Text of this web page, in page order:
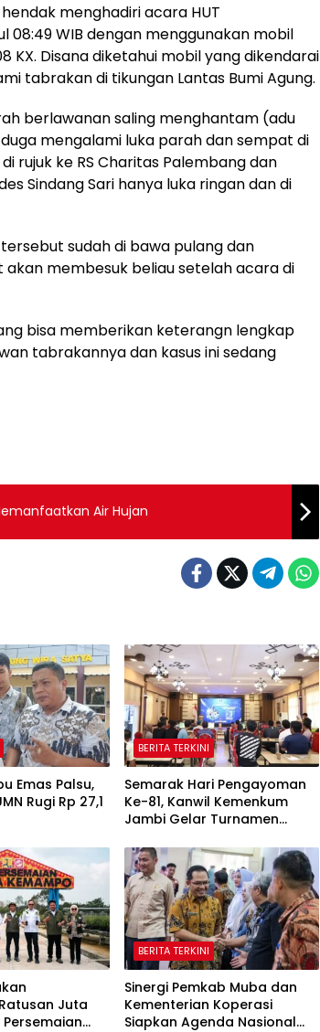
menghadiri acara HUT
08:49 WIB dengan menggunakan mobil
KX. Disana diketahui mobil yang dikendarai
tabrakan di tikungan Lantas Bumi Agung.
berlawanan saling menghantam (adu
mengalami luka parah dan sempat di
rujuk ke RS Charitas Palembang dan
Sindang Sari hanya luka ringan dan di
sudah di bawa pulang dan
membesuk beliau setelah acara di
bisa memberikan keterangn lengkap
tabrakannya dan kasus ini sedang
Air Hujan
Emas Palsu,
Rugi Rp 27,1
BERITA TERKINI
Semarak Hari Pengayoman
Ke-81, Kanwil Kemenkum
Jambi Gelar Turnamen
Juta
Persemaian
BERITA TERKINI
Sinergi Pemkab Muba dan
Kementerian Koperasi
Siapkan Agenda Nasional